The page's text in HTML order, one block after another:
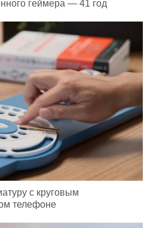
геймера — 41 год
с круговым
телефоне